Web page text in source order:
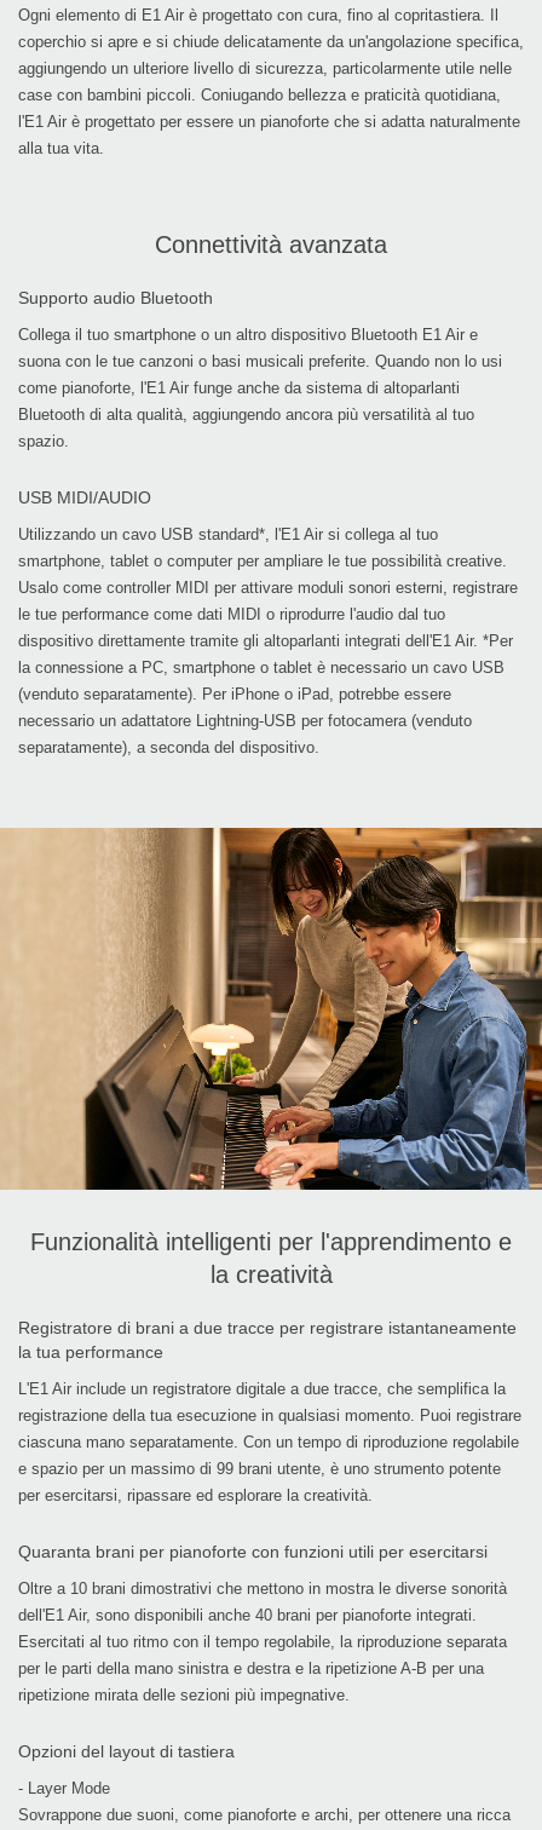
Ogni elemento di E1 Air è progettato con cura, fino al copritastiera. Il
coperchio si apre e si chiude delicatamente da un'angolazione specifica,
aggiungendo un ulteriore livello di sicurezza, particolarmente utile nelle
case con bambini piccoli. Coniugando bellezza e praticità quotidiana,
l'E1 Air è progettato per essere un pianoforte che si adatta naturalmente
alla tua vita.
Connettività avanzata
Supporto audio Bluetooth
Collega il tuo smartphone o un altro dispositivo Bluetooth E1 Air e
suona con le tue canzoni o basi musicali preferite. Quando non lo usi
come pianoforte, l'E1 Air funge anche da sistema di altoparlanti
Bluetooth di alta qualità, aggiungendo ancora più versatilità al tuo
spazio.
USB MIDI/AUDIO
Utilizzando un cavo USB standard*, l'E1 Air si collega al tuo
smartphone, tablet o computer per ampliare le tue possibilità creative.
Usalo come controller MIDI per attivare moduli sonori esterni, registrare
le tue performance come dati MIDI o riprodurre l'audio dal tuo
dispositivo direttamente tramite gli altoparlanti integrati dell'E1 Air. *Per
la connessione a PC, smartphone o tablet è necessario un cavo USB
(venduto separatamente). Per iPhone o iPad, potrebbe essere
necessario un adattatore Lightning-USB per fotocamera (venduto
separatamente), a seconda del dispositivo.
Funzionalità intelligenti per l'apprendimento e
la creatività
Registratore di brani a due tracce per registrare istantaneamente
la tua performance
L'E1 Air include un registratore digitale a due tracce, che semplifica la
registrazione della tua esecuzione in qualsiasi momento. Puoi registrare
ciascuna mano separatamente. Con un tempo di riproduzione regolabile
e spazio per un massimo di 99 brani utente, è uno strumento potente
per esercitarsi, ripassare ed esplorare la creatività.
Quaranta brani per pianoforte con funzioni utili per esercitarsi
Oltre a 10 brani dimostrativi che mettono in mostra le diverse sonorità
dell'E1 Air, sono disponibili anche 40 brani per pianoforte integrati.
Esercitati al tuo ritmo con il tempo regolabile, la riproduzione separata
per le parti della mano sinistra e destra e la ripetizione A-B per una
ripetizione mirata delle sezioni più impegnative.
Opzioni del layout di tastiera
- Layer Mode
Sovrappone due suoni, come pianoforte e archi, per ottenere una ricca